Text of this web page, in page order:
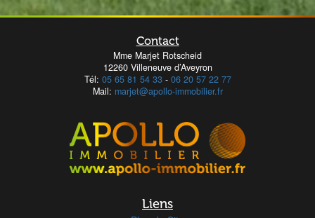
Contact
Mme Marjet Rotscheid
12260 Villeneuve d’Aveyron
Tél: 05 65 81 54 33- 06 20 57 22 77
Mail: marjet@apollo-immobilier.fr
Liens